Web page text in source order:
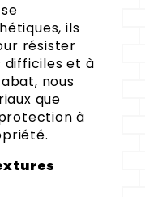
ils
résister
difficiles et à
nous
que
à